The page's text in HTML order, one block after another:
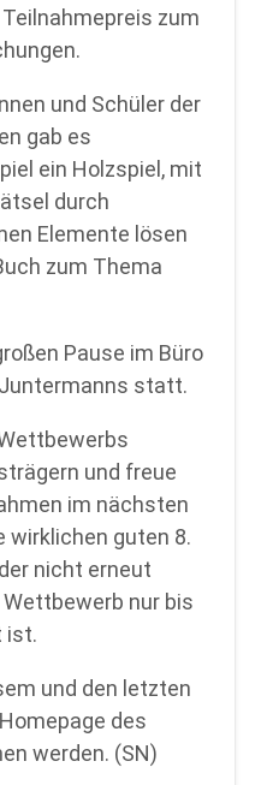
zum
und Schüler der
gab es
ein Holzspiel, mit
durch
Elemente lösen
zum Thema
Pause im Büro
statt.
und freue
im nächsten
wirklichen guten 8.
nicht erneut
nur bis
ist.
und den letzten
des
werden. (SN)